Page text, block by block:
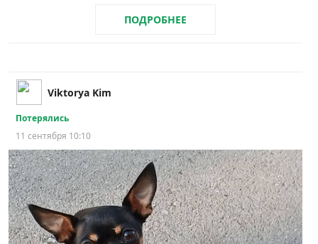
ПОДРОБНЕЕ
Viktorya Kim
Потерялись
11 сентября 10:10